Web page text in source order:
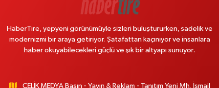
HaberTire, yepyeni görünümüyle sizleri buluştururken, sadelik ve
modernizmi bir araya getiriyor. Şatafattan kaçınıyor ve insanlara
haber okuyabilecekleri güçlü ve şık bir altyapı sunuyor.
ÇELİK MEDYA Basın - Yayın & Reklam - Tanıtım Yeni Mh. İsmail